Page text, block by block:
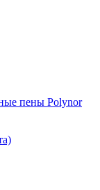
пены Polynor